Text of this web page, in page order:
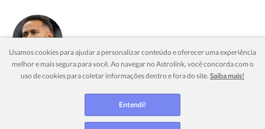
Neymar Jr
Ver mais
Usamos cookies para ajudar a personalizar conteúdo e oferecer uma experiência
melhor e mais segura para você. Ao navegar no Astrolink, você concorda com o
uso de cookies para coletar informações dentro e fora do site. Saiba mais!
Entendi!